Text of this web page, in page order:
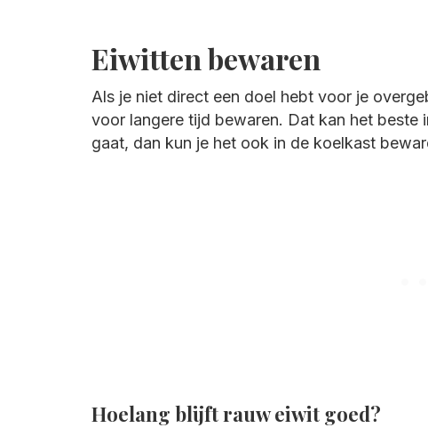
Eiwitten bewaren
Als je niet direct een doel hebt voor je
voor langere tijd bewaren. Dat kan het beste
gaat, dan kun je het ook in de koelkast
Hoelang blijft rauw eiwit goed?